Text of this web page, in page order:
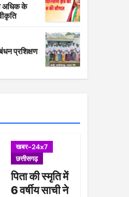
अधिक के
प्रशिक्षण
खबर-24x7
छत्तीसगढ़
पिता की स्मृति में
6 वर्षीय साची ने